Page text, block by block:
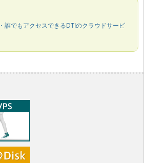
誰でもアクセスできるDTIのクラウドサービ